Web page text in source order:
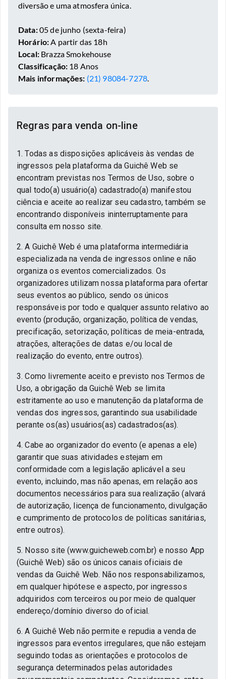
diversão e uma atmosfera única.
Data:05 de junho (sexta-feira)
Horário:A partir das 18h
Local: Brazza Smokehouse
Classificação: 18 Anos
Mais informações: (21) 98084-7278.
Regras para venda on-line
1. Todas as disposições aplicáveis às vendas de
ingressos pela plataforma da Guichê Web se
encontram previstas nos Termos de Uso, sobre o
qual todo(a) usuário(a) cadastrado(a) manifestou
ciência e aceite ao realizar seu cadastro, também se
encontrando disponíveis ininterruptamente para
consulta em nosso site.
2. A Guichê Web é uma plataforma intermediária
especializada na venda de ingressos online e não
organiza os eventos comercializados. Os
organizadores utilizam nossa plataforma para ofertar
seus eventos ao público, sendo os únicos
responsáveis por todo e qualquer assunto relativo ao
evento (produção, organização, política de vendas,
precificação, setorização, políticas de meia-entrada,
atrações, alterações de datas e/ou local de
realização do evento, entre outros).
3. Como livremente aceito e previsto nos Termos de
Uso, a obrigação da Guichê Web se limita
estritamente ao uso e manutenção da plataforma de
vendas dos ingressos, garantindo sua usabilidade
perante os(as) usuários(as) cadastrados(as).
4. Cabe ao organizador do evento (e apenas a ele)
garantir que suas atividades estejam em
conformidade com a legislação aplicável a seu
evento, incluindo, mas não apenas, em relação aos
documentos necessários para sua realização (alvará
de autorização, licença de funcionamento, divulgação
e cumprimento de protocolos de políticas sanitárias,
entre outros).
5. Nosso site (www.guicheweb.com.br) e nosso App
(Guichê Web) são os únicos canais oficiais de
vendas da Guichê Web. Não nos responsabilizamos,
em qualquer hipótese e aspecto, por ingressos
adquiridos com terceiros ou por meio de qualquer
endereço/domínio diverso do oficial.
6. A Guichê Web não permite e repudia a venda de
ingressos para eventos irregulares, que não estejam
seguindo todas as orientações e protocolos de
segurança determinados pelas autoridades